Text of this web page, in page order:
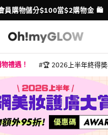
配送港澳
、FPS、八達通、PAYME、信用
禮遇！ 🏆 2026上半年終得